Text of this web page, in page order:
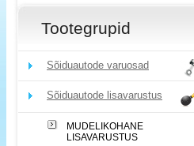
Tootegrupid
Sõiduautode varuosad
Sõiduautode lisavarustus
MUDELIKOHANE
LISAVARUSTUS